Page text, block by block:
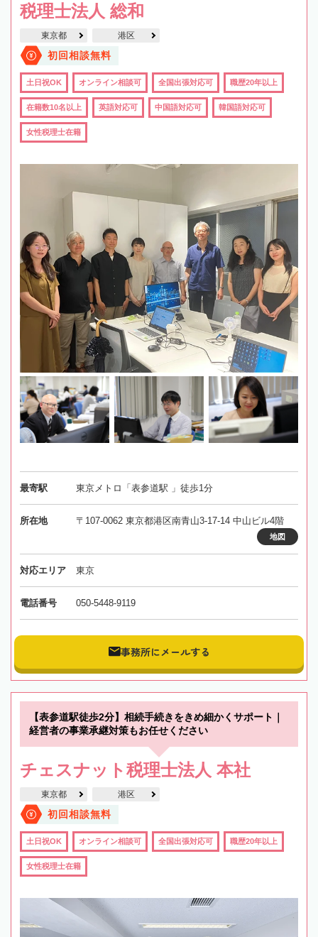
税理士法人 総和
東京都 港区
初回相談無料
土日祝OK オンライン相談可 全国出張対応可 職歴20年以上
在籍数10名以上 英語対応可 中国語対応可 韓国語対応可
女性税理士在籍
最寄駅 東京メトロ「表参道駅 」徒歩1分
所在地 〒107-0062 東京都港区南青山3-17-14 中山ビル4階
地図
対応エリア 東京
電話番号 050-5448-9119
事務所にメールする
【表参道駅徒歩2分】相続手続きをきめ細かくサポート｜
経営者の事業承継対策もお任せください
チェスナット税理士法人 本社
東京都 港区
初回相談無料
土日祝OK オンライン相談可 全国出張対応可 職歴20年以上
女性税理士在籍